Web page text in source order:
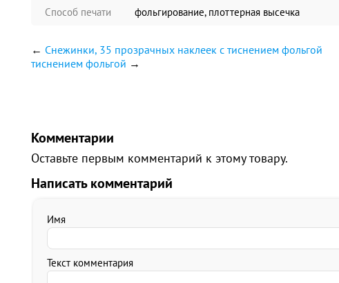
Способ печати фольгирование, плоттерная высечка
← Снежинки, 35 прозрачных наклеек с тиснением фольгой
тиснением фольгой →
Комментарии
Оставьте первым комментарий к этому товару.
Написать комментарий
Имя
Текст комментария